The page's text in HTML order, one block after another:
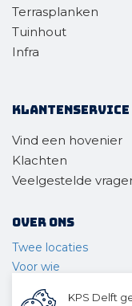
Terrasplanken
Tuinhout
Infra
Klantenservice
Vind een hovenier
Klachten
Veelgestelde
Over ons
Twee locaties
Voor wie
Ons materieel
KPS Delft